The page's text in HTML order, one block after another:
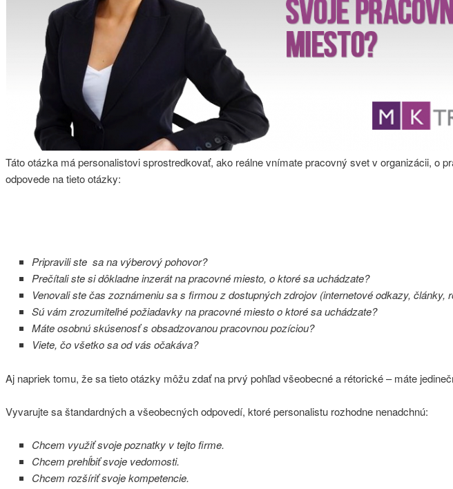
Táto otázka má personalistovi sprostredkovať, ako reálne vnímate pracovný svet v organizácii, o
odpovede na tieto otázky:
Pripravili ste sa na výberový pohovor?
Prečítali ste si dôkladne inzerát na pracovné miesto, o ktoré sa uchádzate?
Venovali ste čas zoznámeniu sa s firmou z dostupných zdrojov (internetové odkazy,
Sú vám zrozumiteľné požiadavky na pracovné miesto o ktoré sa uchádzate?
Máte osobnú skúsenosť s obsadzovanou pracovnou pozíciou?
Viete, čo všetko sa od vás očakáva?
Aj napriek tomu, že sa tieto otázky môžu zdať na prvý pohľad všeobecné a rétorické – máte
Vyvarujte sa štandardných a všeobecných odpovedí, ktoré personalistu rozhodne nenadchnú:
Chcem využiť svoje poznatky v tejto firme.
Chcem prehĺbiť svoje vedomosti.
Chcem rozšíriť svoje kompetencie.